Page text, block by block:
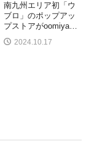
南九州エリア初「ウ
ブロ」のポップアッ
プストアがoomiya…
2024.10.17